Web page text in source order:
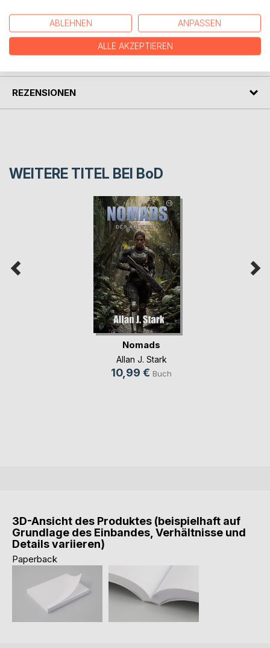
AUTOR/IN
REZENSIONEN
WEITERE TITEL BEI BoD
Nomads
Allan J. Stark
10,99 € Buch
3D-Ansicht des Produktes (beispielhaft auf
Grundlage des Einbandes, Verhältnisse und
Details variieren)
Paperback
ABLEHNEN ANPASSEN
ALLE AKZEPTIEREN